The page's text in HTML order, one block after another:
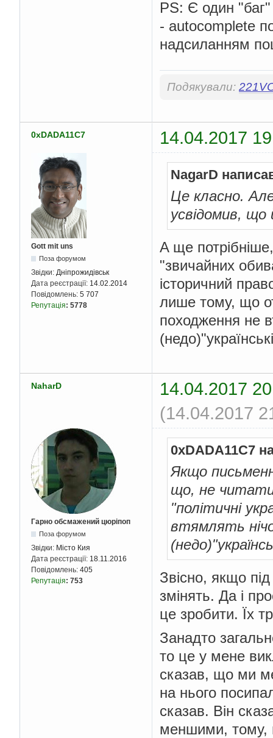
PS: Є один
- autocomplete
надсиланням
Подякували:
0xDADA11C7 14.04.2017
Gott mit uns
Поза форумом
Звідки: Дніпрожидівськ
Дата реєстрації: 14.02.2014
Повідомлень: 5 707
Репутація: 5778
NagarD
Це класно.
усвідомив, що
A ще
"звичайних
історичний
лише тому, що
походження не
NaharD
14.04.2017
(14.04.2017
Гарно обсмажений цюріпоп
Поза форумом
Звідки: Місто Кия
Дата реєстрації: 18.11.2016
Повідомлень: 405
Репутація: 753
0xDADA11C7
Якщо
що, не
"політичні
втямлять
Звісно, якщо
змінять. Да і
це зробити. Їх
Занадто
то це у мене
сказав, що ми
на нього
сказав. Він
меншими, тому,